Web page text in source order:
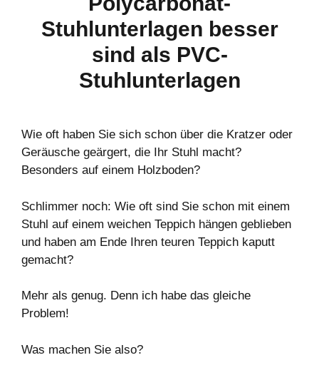
Stuhlunterlagen besser
sind als PVC-
Stuhlunterlagen
Wie oft haben Sie sich schon über die Kratzer oder
Geräusche geärgert, die Ihr Stuhl macht?
Besonders auf einem Holzboden?
Schlimmer noch: Wie oft sind Sie schon mit einem
Stuhl auf einem weichen Teppich hängen geblieben
und haben am Ende Ihren teuren Teppich kaputt
gemacht?
Mehr als genug. Denn ich habe das gleiche
Problem!
Was machen Sie also?